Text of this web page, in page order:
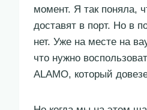
момент. Я так поняла,
доставят в порт. Но в
нет. Уже на месте на
что нужно
ALAMO, который